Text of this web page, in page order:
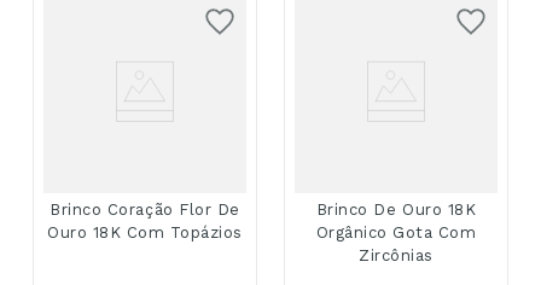
Brinco Coração Flor De
Ouro 18K Com Topázios
Brinco De Ouro 18K
Orgânico Gota Com
Zircônias